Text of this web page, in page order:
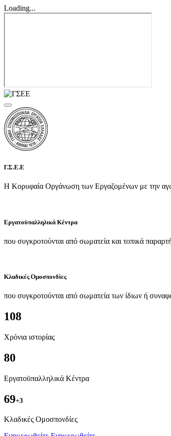
Loading...
Γ.Σ.Ε.Ε
Η Κορυφαία Οργάνωση των Εργαζομένων με την
Εργατοϋπαλληλικά Κέντρα
που συγκροτούνται από σωματεία και τοπικά
Κλαδικές Ομοσπονδίες
που συγκροτούνται από σωματεία των ίδιων ή
108
Χρόνια ιστορίας
80
Εργατοϋπαλληλικά Κέντρα
69+3
Kλαδικές Ομοσπονδίες